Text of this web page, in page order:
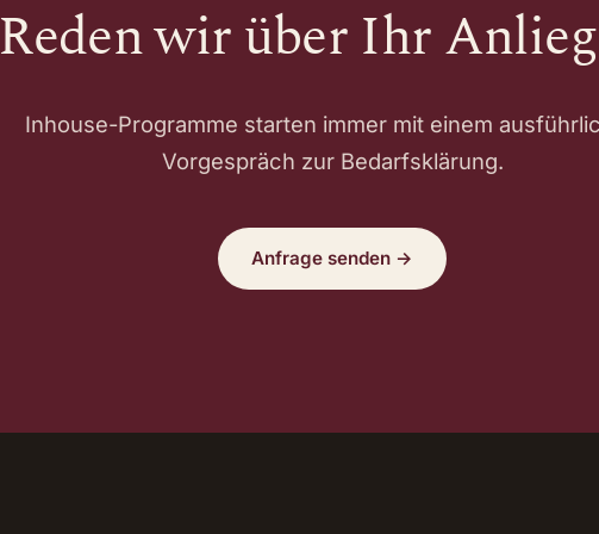
Reden wir über Ihr
Inhouse-Programme starten immer mit einem
Vorgespräch zur Bedarfsklärung.
Anfrage senden →